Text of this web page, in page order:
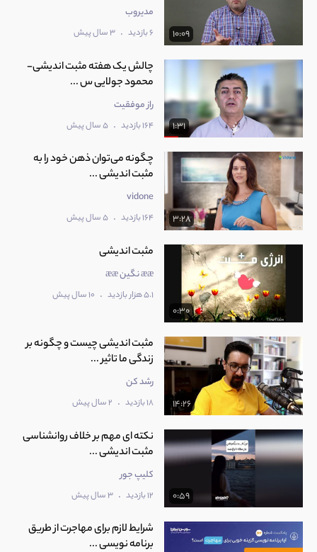
10:09
مدیروب
6 بازدید . 3 سال پیش
1:31
چالش یک هفته مثبت اندیشی-
محمود جولایی س ...
راز موفقیت
164 بازدید . 5 سال پیش
3:28
چگونه می‌توان ذهن خود را به
مثبت اندیشی ...
vidone
164 بازدید . 5 سال پیش
0:30
مثبت اندیشی
ææ نگین ææ
5.1 هزار بازدید . 10 سال پیش
14:26
مثبت اندیشی چیست و چگونه بر
زندگی ما تاثیر ...
رشد کن
18 بازدید . 2 سال پیش
0:59
نکته ای مهم بر خلاف روانشناسی
مثبت اندیشی ...
کلیپ جور
12 بازدید . 3 سال پیش
شرایط لازم برای مهاجرت از طریق
برنامه نویسی ...